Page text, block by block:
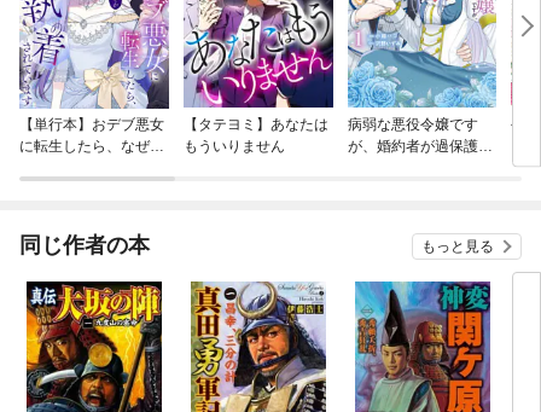
【単行本】おデブ悪女
に転生したら、なぜか
【タテヨミ】あなたは
もういりません
病弱な悪役令嬢です
が、婚約者が過保護す
公
同じ作者の本 もっと見る